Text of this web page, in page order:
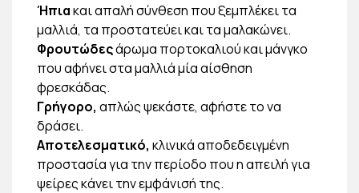
Ήπιακαι απαλή σύνθεση που ξεμπλέκει τα
μαλλιά, τα προστατεύει και τα μαλακώνει.
Φρουτώδεςάρωμα πορτοκαλιού και μάνγκο
που αφήνει στα μαλλιά μία αίσθηση
φρεσκάδας.
Γρήγορο, απλώς ψεκάστε, αφήστε το να
δράσει.
Αποτελεσματικό, κλινικά αποδεδειγμένη
προστασία για την περίοδο που η απειλή για
ψείρες κάνει την εμφάνισή της.